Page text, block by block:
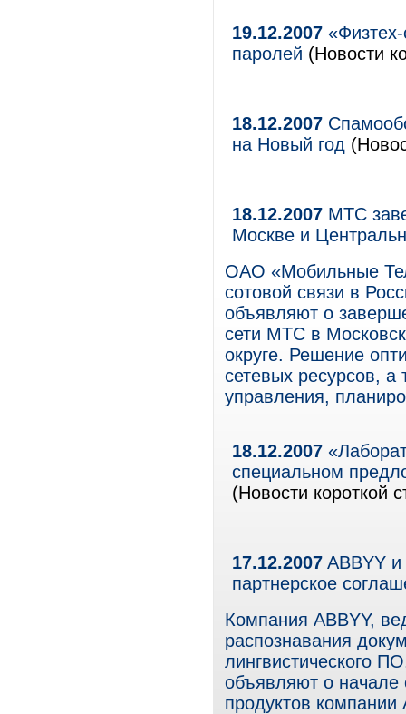
19.12.2007
паролей (Новости
18.12.2007
на Новый год
18.12.2007 МТС
Москве и
ОАО «Мобильные
сотовой связи в
объявляют о
сети МТС в
округе. Решение
сетевых ресурсов, а
управления,
18.12.2007
специальном
(Новости короткой
17.12.2007 ABBYY
партнерское
Компания ABBYY,
распознавания
лингвистического
объявляют о начале
продуктов компании